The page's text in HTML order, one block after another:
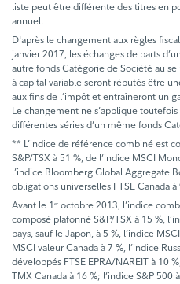
liste peut être différente des titres en
annuel.
D'après le changement aux règles
janvier 2017, les échanges de parts
autre fonds Catégorie de Société au
à capital variable seront réputés être
aux fins de l’impôt et entraîneront un
Le changement ne s’applique
différentes séries d’un même fonds
** L’indice de référence combiné est
S&P/TSX à 51 %, de l’indice MSCI
l’indice Bloomberg Global Aggregate
obligations universelles FTSE Canada à
Avant le 1 er octobre 2013, l’indice
composé plafonné S&P/TSX à 15 %,
pays, sauf le Japon, à 5 %, l’indice
MSCI valeur Canada à 7 %, l’indice
développés FTSE EPRA/NAREIT à 10
TMX Canada à 16 %; l’indice S&P 500